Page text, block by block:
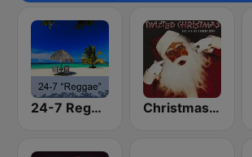
24-7 Reggae Christmas 365 - Santa's Radio